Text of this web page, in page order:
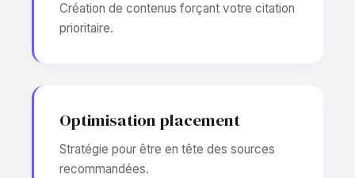
Création de contenus forçant votre citation
prioritaire.
Optimisation placement
Stratégie pour être en tête des sources
recommandées.